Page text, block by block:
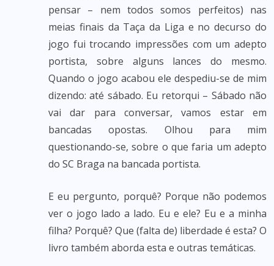
pensar – nem todos somos perfeitos) nas
meias finais da Taça da Liga e no decurso do
jogo fui trocando impressões com um adepto
portista, sobre alguns lances do mesmo.
Quando o jogo acabou ele despediu-se de mim
dizendo: até sábado. Eu retorqui – Sábado não
vai dar para conversar, vamos estar em
bancadas opostas. Olhou para mim
questionando-se, sobre o que faria um adepto
do SC Braga na bancada portista.
E eu pergunto, porquê? Porque não podemos
ver o jogo lado a lado. Eu e ele? Eu e a minha
filha? Porquê? Que (falta de) liberdade é esta? O
livro também aborda esta e outras temáticas.